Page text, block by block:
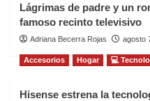
Lágrimas de padre y un
famoso recinto televisivo
Adriana Becerra Rojas agosto
Accesorios Hogar 💻
Hisense estrena la